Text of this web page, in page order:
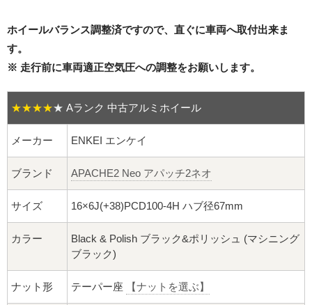
17インチ：夏タイヤホイール
19インチ：夏タイヤホイール
20インチ：夏タイヤホイール
ホイールナット
ホイールバランス調整済ですので、直ぐに車両へ取付出来ま
す。
※ 走行前に車両適正空気圧への調整をお願いします。
★★★★★ Aランク 中古アルミホイール
メーカー ENKEI エンケイ
ブランド APACHE2 Neo アパッチ2ネオ
サイズ 16×6J(+38)PCD100-4H ハブ径67mm
カラー
Black & Polish ブラック&ポリッシュ (マシニング
ブラック)
ナット形 テーパー座 【ナットを選ぶ】